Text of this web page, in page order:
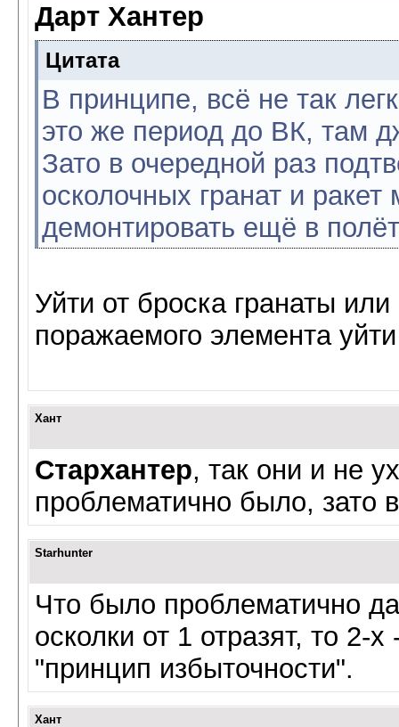
Дарт Хантер
Цитата
В принципе, всё не так
это же период до ВК, там
Зато в очередной раз
осколочных гранат и
демонтировать ещё в
Уйти от броска гранаты
поражаемого элемента
Хант
Стархантер, так они и не
проблематично было, зато
Starhunter
Что было проблематично
осколки от 1 отразят, то 2-
"принцип избыточности".
Хант